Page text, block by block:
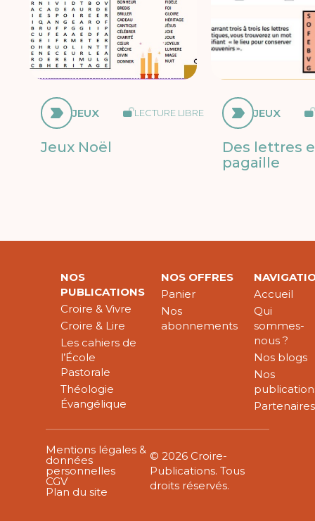
JEUX LECTURE LIBRE
Jeux Noël
JEUX
Des lettres
pagaille
NOS
PUBLICATIONS
Croire & Vivre
Croire & Lire
Les cahiers de
l’École
Pastorale
Théologie
Évangélique
NOS OFFRES
Panier
Nos
abonnements
Accueil
Qui
sommes-
nous ?
Nos blogs
Nos
Partenaires
Mentions légales &
données
personnelles
CGV
Plan du site
© 2026 Croire-
Publications. Tous
droits réservés.